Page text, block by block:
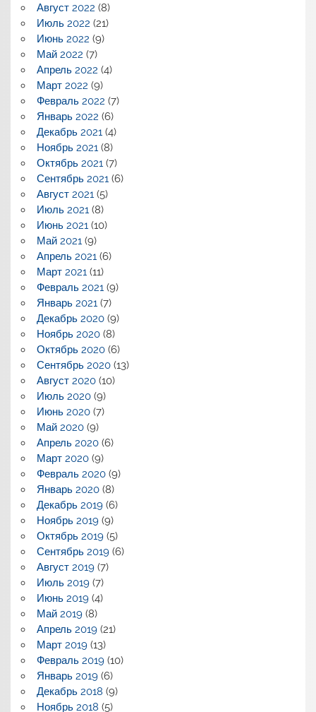
Август 2022 (8)
Июль 2022 (21)
Июнь 2022 (9)
Май 2022 (7)
Апрель 2022 (4)
Март 2022 (9)
Февраль 2022 (7)
Январь 2022 (6)
Декабрь 2021(4)
Ноябрь 2021(8)
Октябрь 2021(7)
Сентябрь 2021(6)
Август 2021(5)
Июль 2021(8)
Июнь 2021(10)
Май 2021(9)
Апрель 2021(6)
Март 2021(11)
Февраль 2021(9)
Январь 2021(7)
Декабрь 2020(9)
Ноябрь 2020(8)
Октябрь 2020(6)
Сентябрь 2020(13)
Август 2020(10)
Июль 2020(9)
Июнь 2020(7)
Май 2020(9)
Апрель 2020(6)
Март 2020(9)
Февраль 2020(9)
Январь 2020(8)
Декабрь 2019(6)
Ноябрь 2019(9)
Октябрь 2019(5)
Сентябрь 2019(6)
Август 2019(7)
Июль 2019(7)
Июнь 2019(4)
Май 2019(8)
Апрель 2019(21)
Март 2019(13)
Февраль 2019(10)
Январь 2019(6)
Декабрь 2018 (9)
Ноябрь 2018 (5)